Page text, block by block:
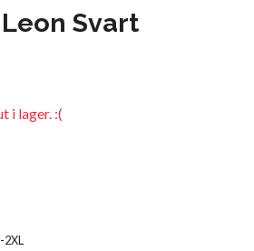
Svart
i lager. :(
2XL